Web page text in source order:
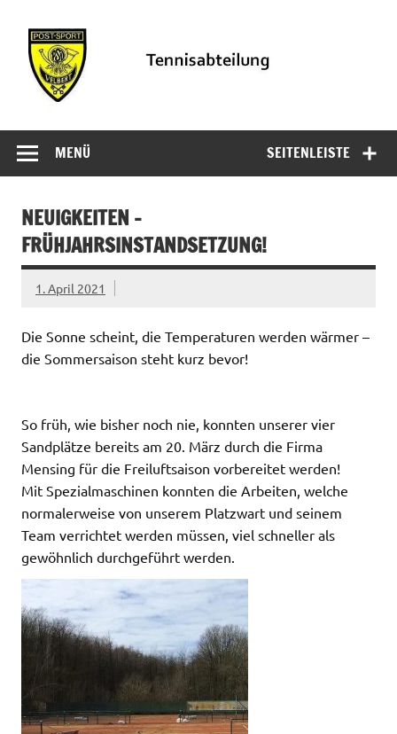
springen
Tennisabteilung
Velbert
SEITENLEISTE
MENÜ
NEUIGKEITEN –
FRÜHJAHRSINSTANDSETZUNG!
1. April 2021
Die Sonne scheint, die Temperaturen werden wärmer –
die Sommersaison steht kurz bevor!
So früh, wie bisher noch nie, konnten unserer vier
Sandplätze bereits am 20. März durch die Firma
Mensing für die Freiluftsaison vorbereitet werden!
Mit Spezialmaschinen konnten die Arbeiten, welche
normalerweise von unserem Platzwart und seinem
Team verrichtet werden müssen, viel schneller als
gewöhnlich durchgeführt werden.